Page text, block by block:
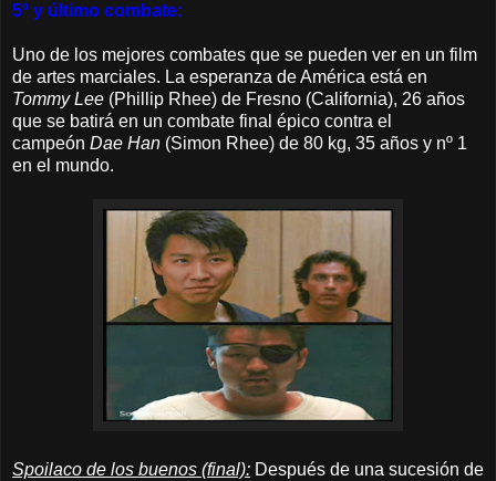
5º y último combate:
Uno de los mejores combates que se pueden ver en un film
de artes marciales. La esperanza de América está en
Tommy Lee (Phillip Rhee) de Fresno (California), 26 años
que se batirá en un combate final épico contra el
campeón Dae Han (Simon Rhee) de 80 kg, 35 años y nº 1
en el mundo.
Spoilaco de los buenos (final): Después de una sucesión de